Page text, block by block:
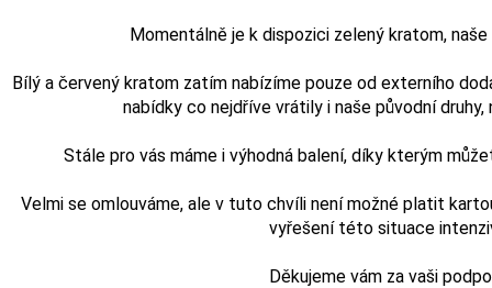
Momentálně je k dispozici zelený kratom,
Bílý a červený kratom zatím nabízíme pouze od externího
nabídky co nejdříve vrátily i naše původní
Stále pro vás máme i výhodná balení, díky kterým
Velmi se omlouváme, ale v tuto chvíli není možné platit
vyřešení této situace
Děkujeme vám za vaši